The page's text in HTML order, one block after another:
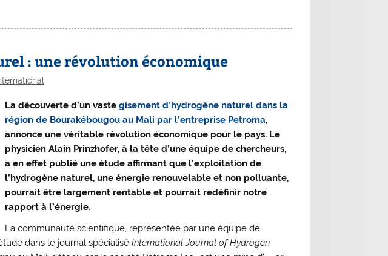
: une révolution économique
La découverte d’un vaste gisement d’hydrogène naturel dans la
région de Bourakébougou au Mali par l’entreprise Petroma,
annonce une véritable révolution économique pour le pays. Le
physicien Alain Prinzhofer, à la tête d’une équipe de chercheurs,
a en effet publié une étude affirmant que l’exploitation de
l’hydrogène naturel, une énergie renouvelable et non polluante,
pourrait être largement rentable et pourrait redéfinir notre
rapport à l’énergie.
La communauté scientifique, représentée par une équipe de
dans le journal spécialiséInternational Journal of Hydrogen